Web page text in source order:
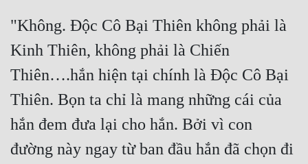
"Không. Độc Cô Bại Thiên không phải là
Kinh Thiên, không phải là Chiến
Thiên….hắn hiện tại chính là Độc Cô Bại
Thiên. Bọn ta chỉ là mang những cái của
hắn đem đưa lại cho hắn. Bởi vì con
đường này ngay từ ban đầu hắn đã chọn đi